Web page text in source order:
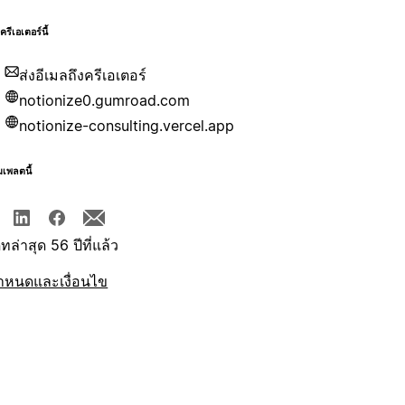
รีเอเตอร์นี้
ส่งอีเมลถึงครีเอเตอร์
notionize0.gumroad.com
notionize-consulting.vercel.app
เพลตนี้
ทล่าสุด 56 ปีที่แล้ว
นดและเงื่อนไข